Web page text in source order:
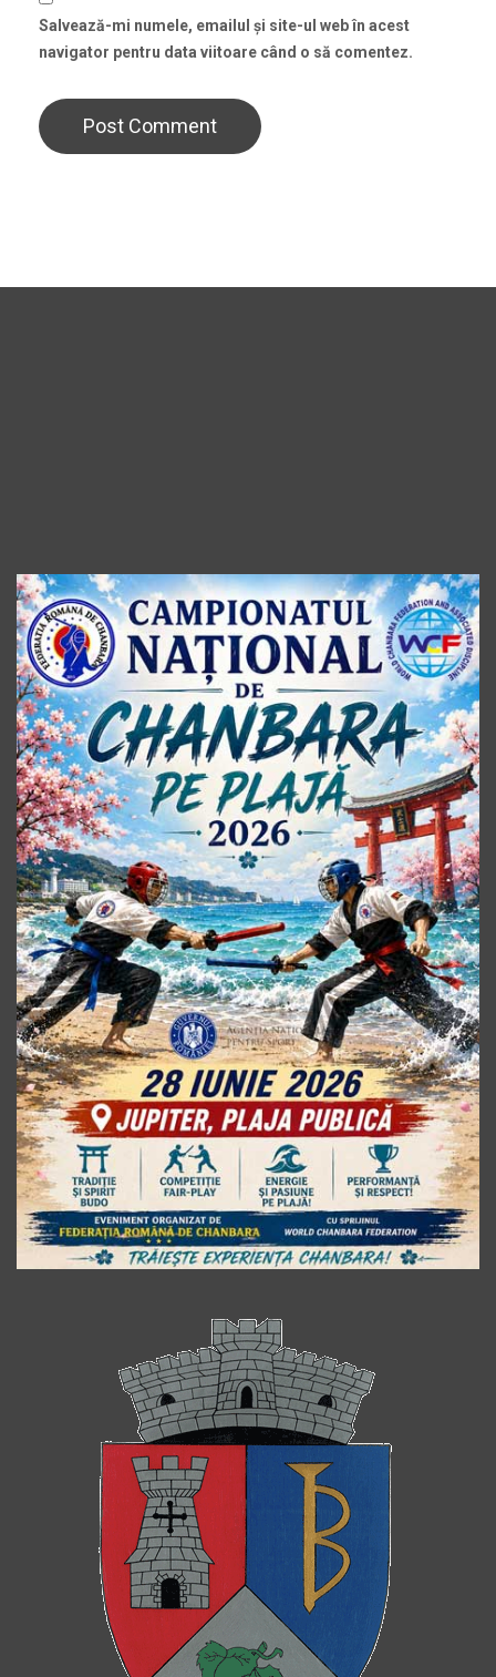
Salvează-mi numele, emailul și site-ul web în acest
navigator pentru data viitoare când o să comentez.